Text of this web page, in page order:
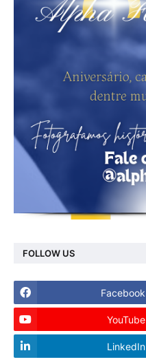
FOLLOW US
Facebook
YouTube
LinkedIn